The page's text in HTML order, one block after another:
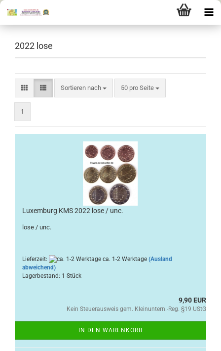
2022 lose
Sortieren nach
Sortieren nach 50 pro Seite
pro Seite
1
Luxemburg KMS 2022 lose / unc.
lose / unc.
Lieferzeit: ca. 1-2 Werktage (Ausland
abweichend)
Lagerbestand: 1 Stück
9,90 EUR
Kein Steuerausweis gem. Kleinuntern.-Reg. §19 UStG
IN DEN WARENKORB